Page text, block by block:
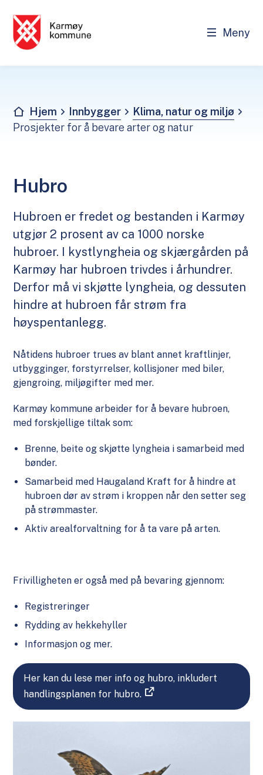
Meny
Du er her:
Hjem Innbygger
Klima, natur og miljø
Prosjekter for å bevare arter og natur
Hubro
Hubroen er fredet og bestanden i Karmøy
utgjør 2 prosent av ca 1000 norske
hubroer. I kystlyngheia og skjærgården på
Karmøy har hubroen trivdes i århundrer.
Derfor må vi skjøtte lyngheia, og dessuten
hindre at hubroen får strøm fra
høyspentanlegg.
Nåtidens hubroer trues av blant annet kraftlinjer,
utbygginger, forstyrrelser, kollisjoner med biler,
gjengroing, miljøgifter med mer.
Karmøy kommune arbeider for å bevare hubroen,
med forskjellige tiltak som:
Brenne, beite og skjøtte lyngheia i samarbeid med
bønder.
Samarbeid med Haugaland Kraft for å hindre at
hubroen dør av strøm i kroppen når den setter seg
på strømmaster.
Aktiv arealforvaltning for å ta vare på arten.
Frivilligheten er også med på bevaring gjennom:
Registreringer
Rydding av hekkehyller
Informasjon og mer.
Her kan du lese mer info og hubro, inkludert
handlingsplanen for hubro.